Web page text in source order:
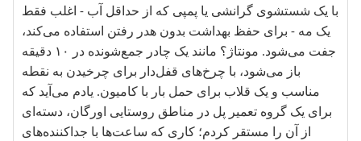
با یک شستشوی گرانشی یا پمپی که از حداقل آب - اغلب فقط
یک مه - برای حفظ بهداشت بدون هدر رفتن استفاده می‌کند،
جفت می‌شود. مونتاژ؟ مانند یک چادر جمع‌شونده در ۱۰ دقیقه
باز می‌شود، با چرخ‌های قفل‌دار برای چرخیدن به نقطه
مناسب و یک قلاب برای حمل بار با کامیون. یادم می‌آید که
برای یک گروه تعمیر پل در مناطق روستایی اورگان، دسته‌ای
از آن را مستقر کردم؛ کاری که ساعت‌ها با جداکننده‌های